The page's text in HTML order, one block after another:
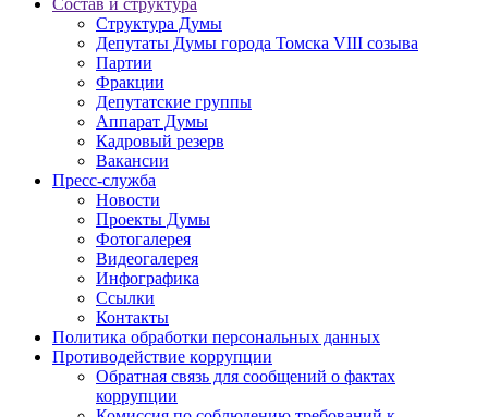
Структура Думы
Депутаты Думы города Томска VIII созыва
Партии
Фракции
Депутатские группы
Аппарат Думы
Кадровый резерв
Вакансии
Пресс-служба
Новости
Проекты Думы
Фотогалерея
Видеогалерея
Инфографика
Ссылки
Контакты
Политика обработки персональных данных
Прoтивoдeйствие кoрpупции
Обратная связь для сообщений о фактах
коррупции